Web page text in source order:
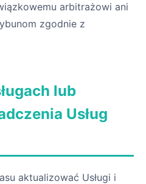
arbitrażowi ani
zgodnie z
lub
Usług
aktualizować Usługi i